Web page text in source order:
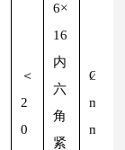
＜
2
0
6×
16
内
六
角
紧
Ø
m
m/